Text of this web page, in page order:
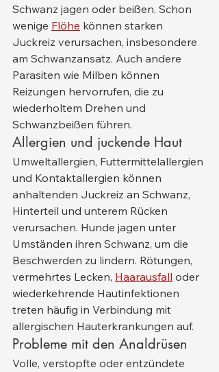
Schwanz jagen oder beißen. Schon
wenige Flöhe können starken
Juckreiz verursachen, insbesondere
am Schwanzansatz. Auch andere
Parasiten wie Milben können
Reizungen hervorrufen, die zu
wiederholtem Drehen und
Schwanzbeißen führen.
Allergien und juckende Haut
Umweltallergien, Futtermittelallergien
und Kontaktallergien können
anhaltenden Juckreiz an Schwanz,
Hinterteil und unterem Rücken
verursachen. Hunde jagen unter
Umständen ihren Schwanz, um die
Beschwerden zu lindern. Rötungen,
vermehrtes Lecken, Haarausfall oder
wiederkehrende Hautinfektionen
treten häufig in Verbindung mit
allergischen Hauterkrankungen auf.
Probleme mit den Analdrüsen
Volle, verstopfte oder entzündete